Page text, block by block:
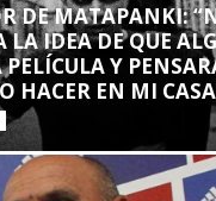
DE MATAPANKI:
LA IDEA DE QUE
Y
HACER EN MI